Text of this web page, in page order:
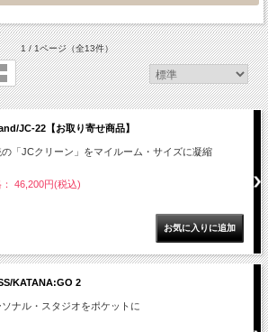
1 / 1ページ（全13件）
JC-22【お取り寄せ商品】
の「JCクリーン」をマイルーム・サイズに凝縮
46,200円(税込)
KATANA:GO 2
ナル・スタジオをポケットに